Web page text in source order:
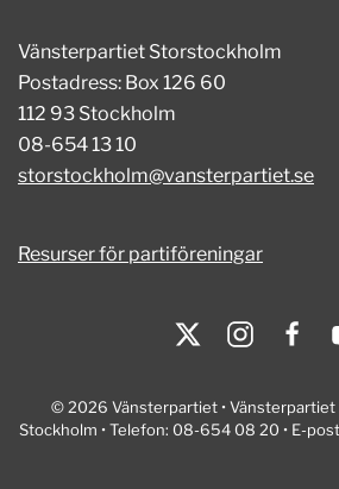
Vänsterpartiet Storstockholm
Postadress: Box 126 60
112 93 Stockholm
08-654 13 10
storstockholm@vansterpartiet.se
Resurser för partiföreningar
© 2026 Vänsterpartiet • Vänsterpartiet
Stockholm • Telefon: 08-654 08 20 • E-